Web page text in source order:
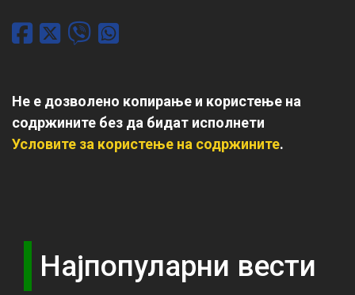
Не е дозволено копирање и користење на
содржините без да бидат исполнети
Условите за користење на содржините.
Најпопуларни вести